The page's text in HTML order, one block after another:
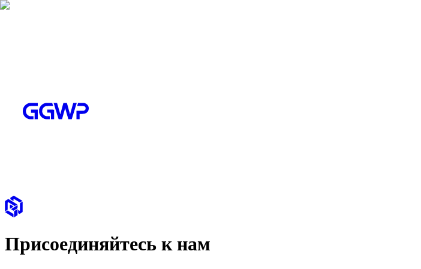
Присоединяйтесь к нам